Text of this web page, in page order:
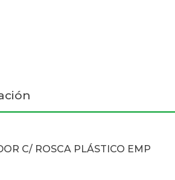
C/ ROSCA PLÁSTICO EMP